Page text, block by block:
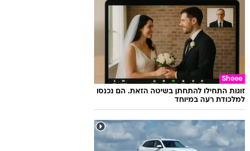
Sheee
זוגות התחילו להתחתן בשיטה הזאת. הם נכנסו
למלכודת רעה במיוחד